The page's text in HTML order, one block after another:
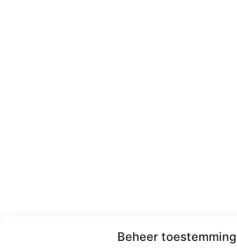
Beheer toestemming